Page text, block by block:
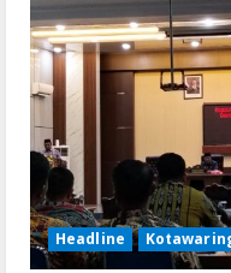
Headline